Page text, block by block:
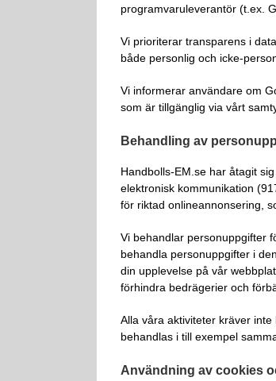
programvaruleverantör (t.ex.
Vi prioriterar transparens i
både personlig och icke-
Vi informerar användare om
som är tillgänglig via vårt
Behandling av
Handbolls-EM.se har åtagit
elektronisk kommunikation
för riktad onlineannonsering,
Vi behandlar personuppgifter
behandla personuppgifter i
din upplevelse på vår
förhindra bedrägerier och
Alla våra aktiviteter kräver
behandlas i till exempel
Användning av cookies